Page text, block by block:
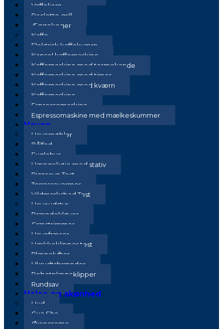
Vaffeljern
Raclette grill
Æggekoger
Kaffe
Elektrisk kaffekværn
Kapsel kaffemaskine
Kaffemaskine med termokande
Kaffemaskine med timer
Kaffemaskine med kværn
Kaffemaskine
Espressomaskine
Espressomaskine med mælkeskummer
Haven
Havemøbler
Bålfad
Fuglehus
Hængekøje med stativ
Pizzaovn Test
Terrassevarmer
Vildmarksbad Test
Haveudstyr
Brændekløver
Græstrimmer
Havefræser
Hækkeklipper test
Plænelufter
Ukrudtsbrænder
Robotplæneklipper
Rundsav
Helse og skønhed
Hud
Gua Sha
Øjencreme